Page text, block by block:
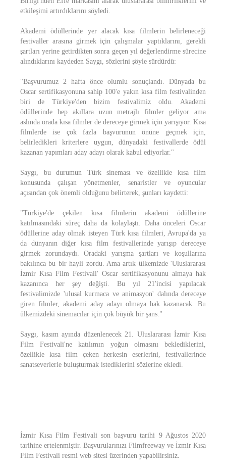
etkileşimi artırdıklarını söyledi.
Akademi ödüllerinde yer alacak kısa filmlerin belirleneceği
festivaller arasına girmek için çalışmalar yaptıklarını, gerekli
şartları yerine getirdikten sonra geçen yıl değerlendirme sürecine
alındıklarını kaydeden Saygı, sözlerini şöyle sürdürdü:
"Başvurumuz 2 hafta önce olumlu sonuçlandı. Dünyada bu
Oscar sertifikasyonuna sahip 100'e yakın kısa film festivalinden
biri de Türkiye'den bizim festivalimiz oldu. Akademi
ödüllerinde hep akıllara uzun metrajlı filmler geliyor ama
aslında orada kısa filmler de dereceye girmek için yarışıyor. Kısa
filmlerde ise çok fazla başvurunun önüne geçmek için,
belirledikleri kriterlere uygun, dünyadaki festivallerde ödül
kazanan yapımları aday adayı olarak kabul ediyorlar."
Saygı, bu durumun Türk sineması ve özellikle kısa film
konusunda çalışan yönetmenler, senaristler ve oyuncular
açısından çok önemli olduğunu belirterek, şunları kaydetti:
"Türkiye'de çekilen kısa filmlerin akademi ödüllerine
katılmasındaki süreç daha da kolaylaştı. Daha önceleri Oscar
ödüllerine aday olmak isteyen Türk kısa filmleri, Avrupa'da ya
da dünyanın diğer kısa film festivallerinde yarışıp dereceye
girmek zorundaydı. Oradaki yarışma şartları ve koşullarına
bakılınca bu bir hayli zordu. Ama artık ülkemizde 'Uluslararası
İzmir Kısa Film Festivali' Oscar sertifikasyonunu almaya hak
kazanınca her şey değişti. Bu yıl 21'incisi yapılacak
festivalimizde 'ulusal kurmaca ve animasyon' dalında dereceye
giren filmler, akademi aday adayı olmaya hak kazanacak. Bu
ülkemizdeki sinemacılar için çok büyük bir şans."
Saygı, kasım ayında düzenlenecek 21. Uluslararası İzmir Kısa
Film Festivali'ne katılımın yoğun olmasını beklediklerini,
özellikle kısa film çeken herkesin eserlerini, festivallerinde
sanatseverlerle buluşturmak istediklerini sözlerine ekledi.
İzmir Kısa Film Festivali son başvuru tarihi 9 Ağustos 2020
tarihine ertelenmiştir. Başvurularınızı Filmfreeway ve İzmir Kısa
Film Festivali resmi web sitesi üzerinden yapabilirsiniz.